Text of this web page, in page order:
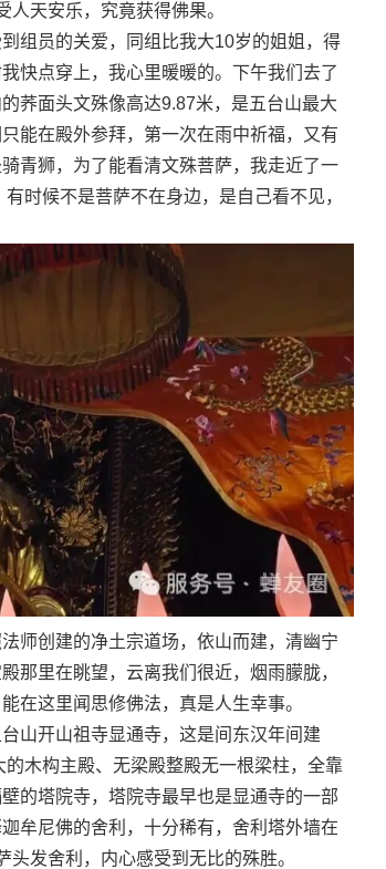
天安乐，究竟获得佛果。
组员的关爱，同组比我大10岁的姐姐，得
快点穿上，我心里暖暖的。下午我们去了
荞面头文殊像高达9.87米，是五台山最大
能在殿外参拜，第一次在雨中祈福，又有
青狮，为了能看清文殊菩萨，我走近了一
时候不是菩萨不在身边，是自己看不见，
师创建的净土宗道场，依山而建，清幽宁
那里在眺望，云离我们很近，烟雨朦胧，
在这里闻思修佛法，真是人生幸事。
山开山祖寺显通寺，这是间东汉年间建
木构主殿、无梁殿整殿无一根梁柱，全靠
的塔院寺，塔院寺最早也是显通寺的一部
牟尼佛的舍利，十分稀有，舍利塔外墙在
发舍利，内心感受到无比的殊胜。